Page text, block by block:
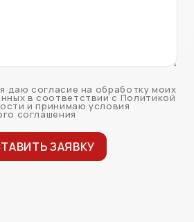
даю согласие на обработку моих
в соответствии с Политикой
и принимаю условия
соглашения
ЗАЯВКУ